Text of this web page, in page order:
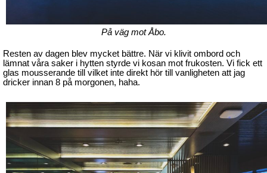
På väg mot Åbo.
Resten av dagen blev mycket bättre. När vi klivit ombord och
lämnat våra saker i hytten styrde vi kosan mot frukosten. Vi fick ett
glas mousserande till vilket inte direkt hör till vanligheten att jag
dricker innan 8 på morgonen, haha.